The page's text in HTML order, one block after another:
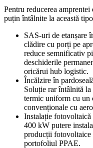
Pentru reducerea
puțin întâlnite la această
SAS-uri de etanșare
clădire cu porți pe
reduce semnificativ
deschiderile
oricărui hub logistic.
Încălzire în
Soluție rar întâlnită
termic uniform cu un
convenționale cu
Instalație
400 kW putere
producții fotovoltaice
portofoliul PPAE.